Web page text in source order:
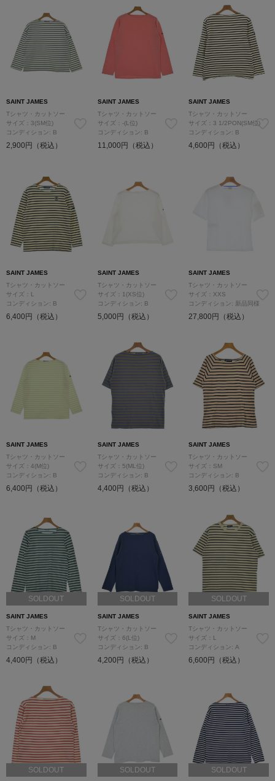
SAINT JAMES
Tシャツ・カットソー
サイズ：3(SM位)
コンディション: B
2,900円（税込）
SAINT JAMES
Tシャツ・カットソー
サイズ：-(L位)
コンディション: B
11,000円（税込）
SAINT JAMES
Tシャツ・カットソー
サイズ：3 1/2PON(SM位)
コンディション: B
4,600円（税込）
SAINT JAMES
Tシャツ・カットソー
サイズ：L
コンディション: B
6,400円（税込）
SAINT JAMES
Tシャツ・カットソー
サイズ：1(XS位)
コンディション: B
5,000円（税込）
SAINT JAMES
Tシャツ・カットソー
サイズ：XXS
コンディション: 新品同様
27,800円（税込）
SAINT JAMES
Tシャツ・カットソー
サイズ：4(M位)
コンディション: B
6,400円（税込）
SAINT JAMES
Tシャツ・カットソー
サイズ：5(ML位)
コンディション: B
4,400円（税込）
SAINT JAMES
Tシャツ・カットソー
サイズ：SM
コンディション: B
3,600円（税込）
SOLDOUT
SAINT JAMES
Tシャツ・カットソー
サイズ：M
コンディション: B
4,400円（税込）
SOLDOUT
SAINT JAMES
Tシャツ・カットソー
サイズ：6(L位)
コンディション: B
4,200円（税込）
SOLDOUT
SAINT JAMES
Tシャツ・カットソー
サイズ：L
コンディション: A
6,600円（税込）
SOLDOUT SOLDOUT SOLDOUT